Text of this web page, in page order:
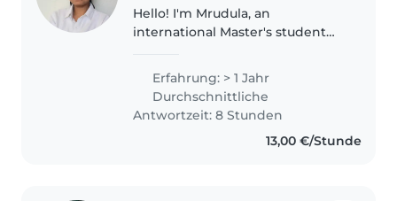
Hello! I'm Mrudula, an
international Master's student
person who enjoys spending
time with children and making
them feel..
Erfahrung: > 1 Jahr
Durchschnittliche
Antwortzeit: 8 Stunden
13,00 €/Stunde